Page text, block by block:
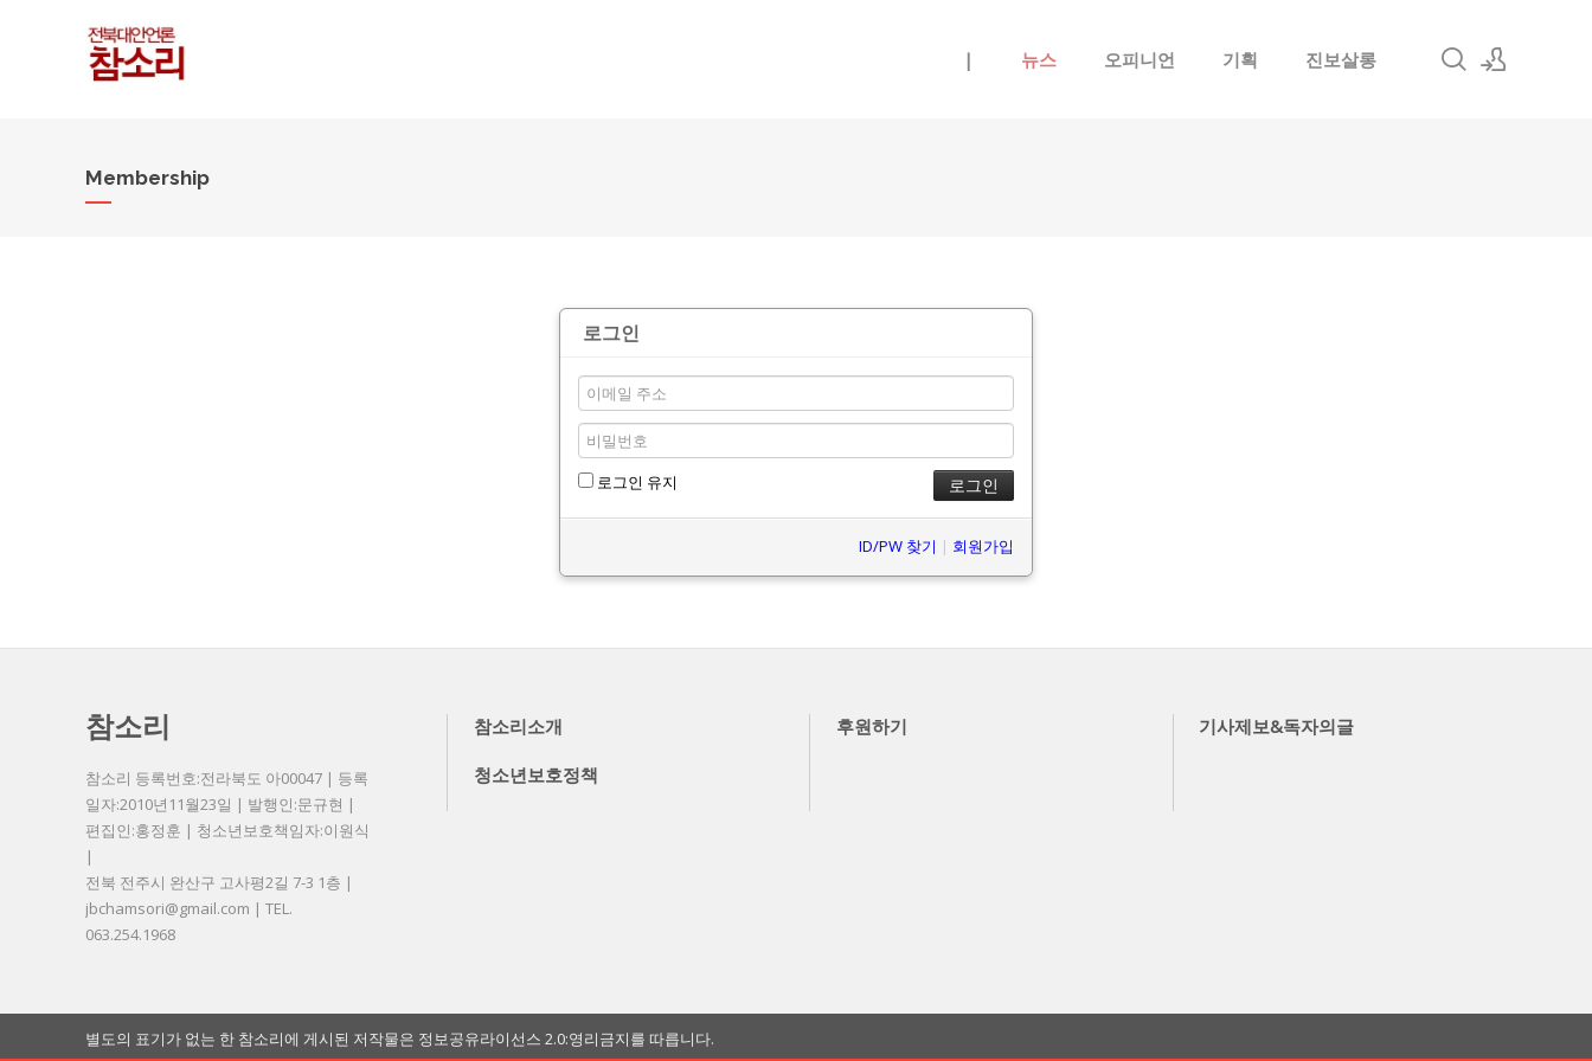
| 뉴스 오피니언 기획 진보살롱
Membership
로그인
로그인 유지
ID/PW 찾기 | 회원가입
참소리
참소리 등록번호:전라북도 아00047 | 등록
일자:2010년11월23일 | 발행인:문규현 |
편집인:홍정훈 | 청소년보호책임자:이원식
|
전북 전주시 완산구 고사평2길 7-3 1층 |
jbchamsori@gmail.com | TEL.
063.254.1968
참소리소개 후원하기 기사제보&독자의글
청소년보호정책
별도의 표기가 없는 한 참소리에 게시된 저작물은 정보공유라이선스 2.0:영리금지를 따릅니다.